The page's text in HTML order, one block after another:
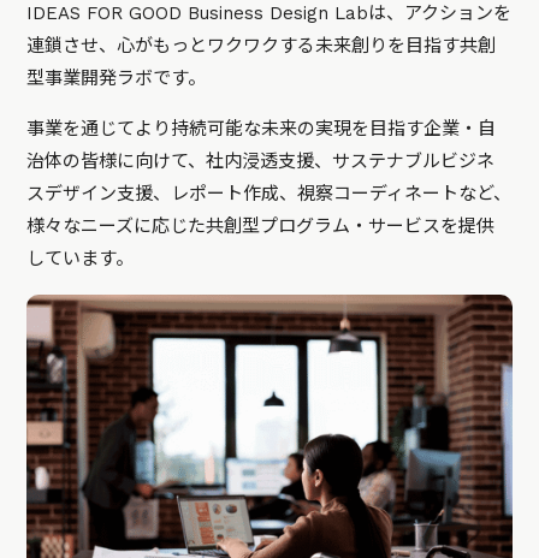
IDEAS FOR GOOD Business Design Labは、アクションを
連鎖させ、心がもっとワクワクする未来創りを目指す共創
型事業開発ラボです。
事業を通じてより持続可能な未来の実現を目指す企業・自
治体の皆様に向けて、社内浸透支援、サステナブルビジネ
スデザイン支援、レポート作成、視察コーディネートなど、
様々なニーズに応じた共創型プログラム・サービスを提供
しています。